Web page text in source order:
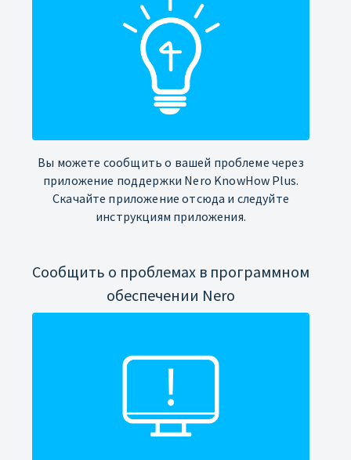
Вы можете сообщить о вашей проблеме через
приложение поддержки Nero KnowHow Plus.
Скачайте приложение отсюда и следуйте
инструкциям приложения.
Сообщить о проблемах в программном
обеспечении Nero